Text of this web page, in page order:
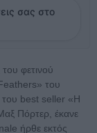
σας στο
φετινού
του
του best seller «Η
Πόρτερ, έκανε
ήρθε εκτός